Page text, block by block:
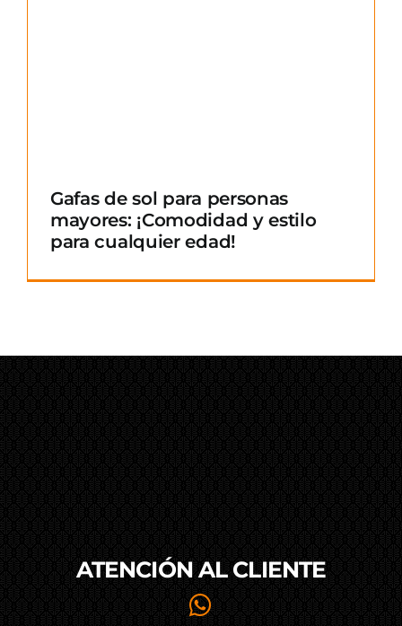
Gafas de sol para personas
mayores: ¡Comodidad y estilo
para cualquier edad!
ATENCIÓN AL CLIENTE